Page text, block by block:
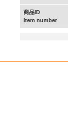
商品ID
Item number